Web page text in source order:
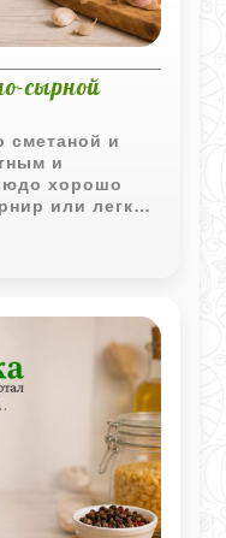
сырной
сметаной и
и
хорошо
или легкий